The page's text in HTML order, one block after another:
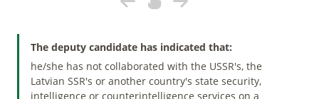
The deputy candidate has indicated that:
he/she has not collaborated with the USSR's, the
Latvian SSR's or another country's state security,
intelligence or counterintelligence services on a